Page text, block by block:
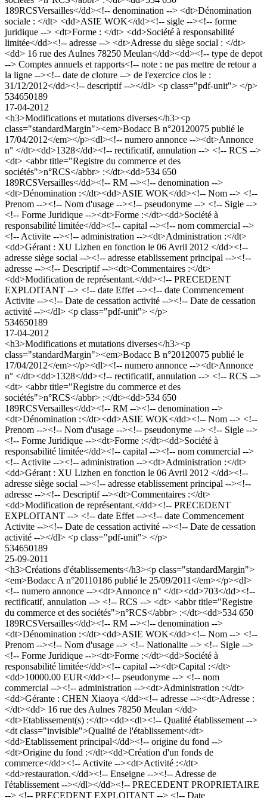
189RCSVersailles</dd><!-- denomination --> <dt>Dénomination
sociale : </dt> <dd>ASIE WOK</dd><!-- sigle --><!-- forme
juridique --> <dt>Forme : </dt> <dd>Société à responsabilité
limitée</dd><!-- adresse --> <dt>Adresse du siège social : </dt>
<dd> 16 rue des Aulnes 78250 Meulan</dd><dd><!-- type de depot
--> Comptes annuels et rapports<!-- note : ne pas mettre de retour a
la ligne --><!-- date de cloture --> de l'exercice clos le :
31/12/2012</dd><!-- descriptif --></dl> <p class="pdf-unit"> </p>
534650189
17-04-2012
<h3>Modifications et mutations diverses</h3><p
class="standardMargin"><em>Bodacc B n°20120075 publié le
17/04/2012</em></p><dl><!-- numero annonce --><dt>Annonce
n° </dt><dd>1328</dd><!-- rectificatif, annulation --> <!-- RCS -->
<dt> <abbr title="Registre du commerce et des
sociétés">n°RCS</abbr> :</dt><dd>534 650
189RCSVersailles</dd><!-- RM --><!-- denomination -->
<dt>Dénomination :</dt><dd>ASIE WOK</dd><!-- Nom --> <!--
Prenom --><!-- Nom d'usage --><!-- pseudonyme --> <!-- Sigle -->
<!-- Forme Juridique --><dt>Forme :</dt><dd>Société à
responsabilité limitée</dd><!-- capital --><!-- nom commercial -->
<!-- Activite --><!-- administration --><dt>Administration :</dt>
<dd>Gérant : XU Lizhen en fonction le 06 Avril 2012 </dd><!--
adresse siège social --><!-- adresse etablissement principal --><!--
adresse --><!-- Descriptif --><dt>Commentaires :</dt>
<dd>Modification de représentant.</dd><!-- PRECEDENT
EXPLOITANT --> <!-- date Effet --><!-- date Commencement
Activite --><!-- Date de cessation activité --><!-- Date de cessation
activité --></dl> <p class="pdf-unit"> </p>
534650189
17-04-2012
<h3>Modifications et mutations diverses</h3><p
class="standardMargin"><em>Bodacc B n°20120075 publié le
17/04/2012</em></p><dl><!-- numero annonce --><dt>Annonce
n° </dt><dd>1328</dd><!-- rectificatif, annulation --> <!-- RCS -->
<dt> <abbr title="Registre du commerce et des
sociétés">n°RCS</abbr> :</dt><dd>534 650
189RCSVersailles</dd><!-- RM --><!-- denomination -->
<dt>Dénomination :</dt><dd>ASIE WOK</dd><!-- Nom --> <!--
Prenom --><!-- Nom d'usage --><!-- pseudonyme --> <!-- Sigle -->
<!-- Forme Juridique --><dt>Forme :</dt><dd>Société à
responsabilité limitée</dd><!-- capital --><!-- nom commercial -->
<!-- Activite --><!-- administration --><dt>Administration :</dt>
<dd>Gérant : XU Lizhen en fonction le 06 Avril 2012 </dd><!--
adresse siège social --><!-- adresse etablissement principal --><!--
adresse --><!-- Descriptif --><dt>Commentaires :</dt>
<dd>Modification de représentant.</dd><!-- PRECEDENT
EXPLOITANT --> <!-- date Effet --><!-- date Commencement
Activite --><!-- Date de cessation activité --><!-- Date de cessation
activité --></dl> <p class="pdf-unit"> </p>
534650189
25-09-2011
<h3>Créations d'établissements</h3><p class="standardMargin">
<em>Bodacc A n°20110186 publié le 25/09/2011</em></p><dl>
<!-- numero annonce --><dt>Annonce n° </dt><dd>703</dd><!--
rectificatif, annulation --> <!-- RCS --> <dt> <abbr title="Registre
du commerce et des sociétés">n°RCS</abbr> :</dt><dd>534 650
189RCSVersailles</dd><!-- RM --><!-- denomination -->
<dt>Dénomination :</dt><dd>ASIE WOK</dd><!-- Nom --> <!--
Prenom --><!-- Nom d'usage --> <!-- Nationalite --> <!-- Sigle -->
<!-- Forme Juridique --><dt>Forme :</dt><dd>Société à
responsabilité limitée</dd><!-- capital --><dt>Capital :</dt>
<dd>10000.00 EUR</dd><!-- pseudonyme --> <!-- nom
commercial --><!-- administration --><dt>Administration :</dt>
<dd>Gérante : CHEN Xiaoya </dd><!-- adresse --><dt>Adresse :
</dt><dd> 16 rue des Aulnes 78250 Meulan </dd>
<dt>Etablissement(s) :</dt><dd><dl><!-- Qualité établissement -->
<dt class="invisible">Qualité de l'établissement</dt>
<dd>Etablissement principal</dd><!-- origine du fond -->
<dt>Origine du fond :</dt><dd>Création d'un fonds de
commerce</dd><!-- Activite --><dt>Activité :</dt>
<dd>restauration.</dd><!-- Enseigne --><!-- Adresse de
l'établissement --></dl></dd><!-- PRECEDENT PROPRIETAIRE
--> <!-- PRECEDENT EXPLOITANT --> <!-- Date